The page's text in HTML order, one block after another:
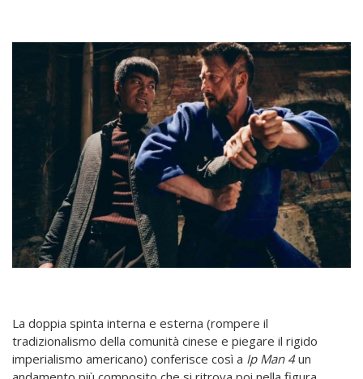
La doppia spinta interna e esterna (rompere il
tradizionalismo della comunità cinese e piegare il rigido
imperialismo americano) conferisce così a Ip Man 4un